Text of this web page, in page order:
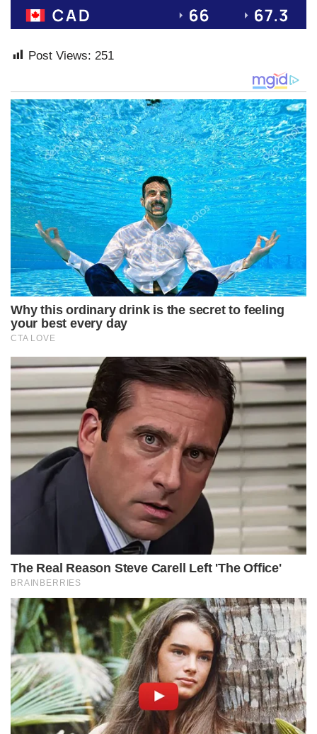
Post Views: 251